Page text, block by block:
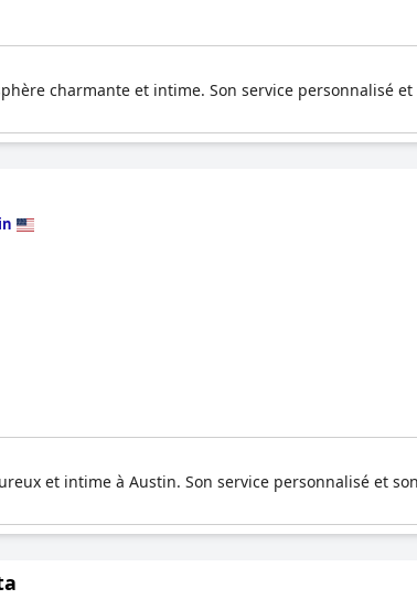
charmante et intime. Son service personnalisé
et intime à Austin. Son service personnalisé et